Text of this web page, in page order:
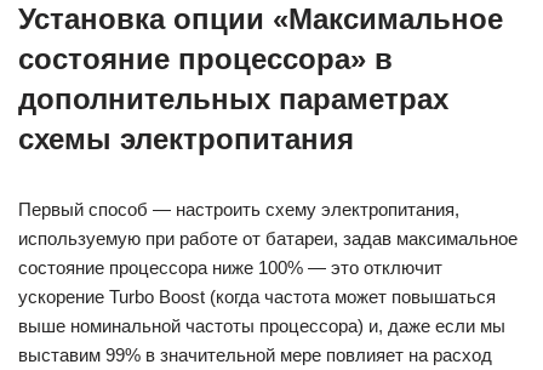
Установка опции «Максимальное
состояние процессора» в
дополнительных параметрах
схемы электропитания
Первый способ — настроить схему электропитания,
используемую при работе от батареи, задав максимальное
состояние процессора ниже 100% — это отключит
ускорение Turbo Boost (когда частота может повышаться
выше номинальной частоты процессора) и, даже если мы
выставим 99% в значительной мере повлияет на расход